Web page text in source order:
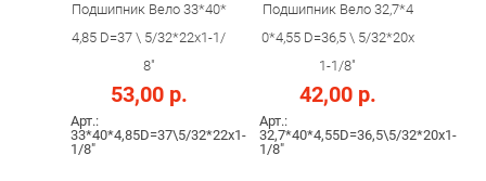
Подшипник Вело 33*40*
4,85 D=37 \ 5/32*22x1-1/
8"
53,00 р.
Арт.:
33*40*4,85D=37\5/32*22x1-
1/8"
Подшипник Вело 32,7*4
0*4,55 D=36,5 \ 5/32*20x
1-1/8"
42,00 р.
Арт.:
32,7*40*4,55D=36,5\5/32*20x1-
1/8"